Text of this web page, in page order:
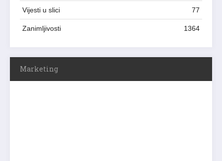
Vijesti u slici 77
Zanimljivosti 1364
Marketing